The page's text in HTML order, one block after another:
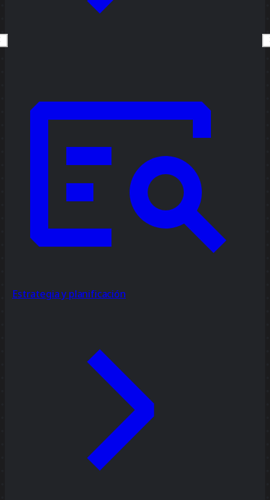
Estrategia y planificación